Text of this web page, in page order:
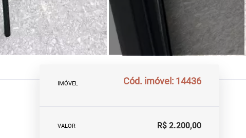
IMÓVEL Cód. imóvel: 14436
VALOR R$ 2.200,00